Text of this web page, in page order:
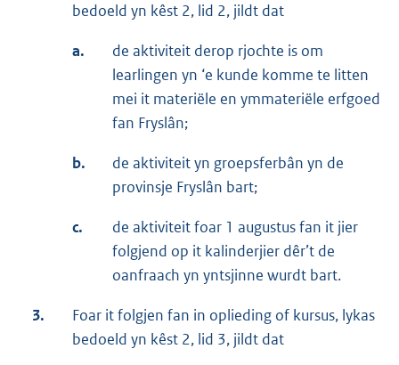
bedoeld yn kêst 2, lid 2, jildt dat
a.
de aktiviteit derop rjochte is om
learlingen yn ‘e kunde komme te litten
mei it materiële en ymmateriële erfgoed
fan Fryslân;
b.
de aktiviteit yn groepsferbân yn de
provinsje Fryslân bart;
c.
de aktiviteit foar 1 augustus fan it jier
folgjend op it kalinderjier dêr’t de
oanfraach yn yntsjinne wurdt bart.
3.
Foar it folgjen fan in oplieding of kursus, lykas
bedoeld yn kêst 2, lid 3, jildt dat